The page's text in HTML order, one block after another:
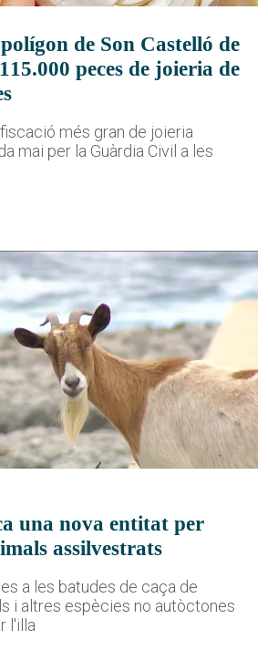
de Son Castelló de
peces de joieria de
més gran de joieria
mai per la Guàrdia Civil a les
una nova entitat per
assilvestrats
a les batudes de caça de
i altres espècies no autòctones
l'illa